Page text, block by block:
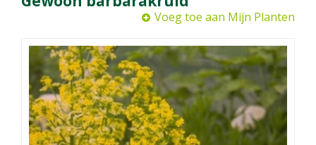
Voeg toe aan Mijn Planten